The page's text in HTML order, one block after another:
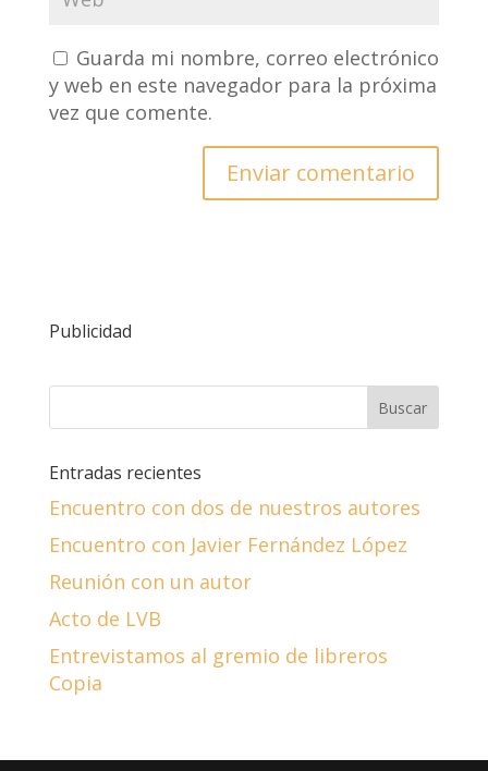
Guarda mi nombre, correo electrónico
y web en este navegador para la próxima
vez que comente.
Publicidad
Entradas recientes
Encuentro con dos de nuestros autores
Encuentro con Javier Fernández López
Reunión con un autor
Acto de LVB
Entrevistamos al gremio de libreros
Copia